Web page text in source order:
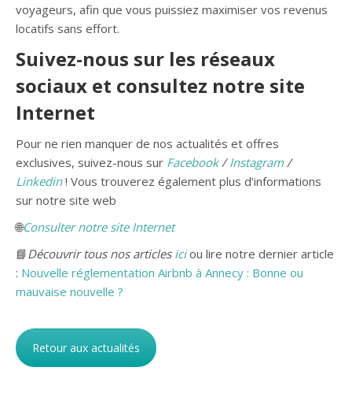
voyageurs, afin que vous puissiez maximiser vos revenus
locatifs sans effort.
Suivez-nous sur les réseaux
sociaux et consultez notre site
Internet
Pour ne rien manquer de nos actualités et offres
exclusives, suivez-nous sur Facebook/Instagram /
Linkedin! Vous trouverez également plus d’informations
sur notre site web
🌐Consulter notre site Internet
📘Découvrir tous nos articles iciou lire notre dernier article
: Nouvelle réglementation Airbnb à Annecy : Bonne ou
mauvaise nouvelle ?
Retour aux actualités